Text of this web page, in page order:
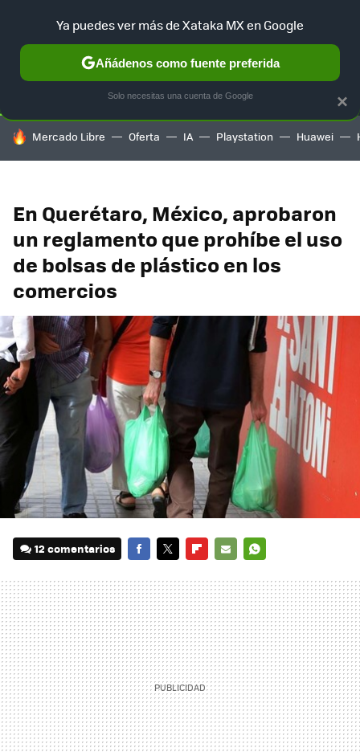
SELECCIÓN GAMING HOME AUTO TERRITORIO
HOY SE HABLA DE
Mercado Libre Oferta IA Playstation Huawei
En Querétaro, México, aprobaron
un reglamento que prohíbe el uso
de bolsas de plástico en los
comercios
12 comentarios
MAIL
×
Ya puedes ver más de Xataka MX en Google
Añádenos como fuente preferida
Solo necesitas una cuenta de Google